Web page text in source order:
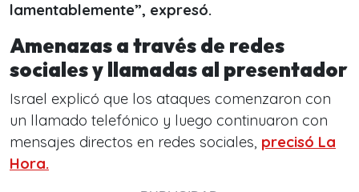
lamentablemente”, expresó.
Amenazas a través de redes
sociales y llamadas al presentador
Israel explicó que los ataques comenzaron con
un llamado telefónico y luego continuaron con
mensajes directos en redes sociales, precisó La
Hora.